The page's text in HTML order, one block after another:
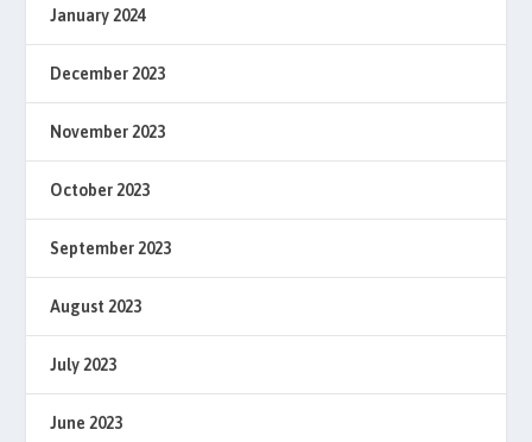
January 2024
December 2023
November 2023
October 2023
September 2023
August 2023
July 2023
June 2023